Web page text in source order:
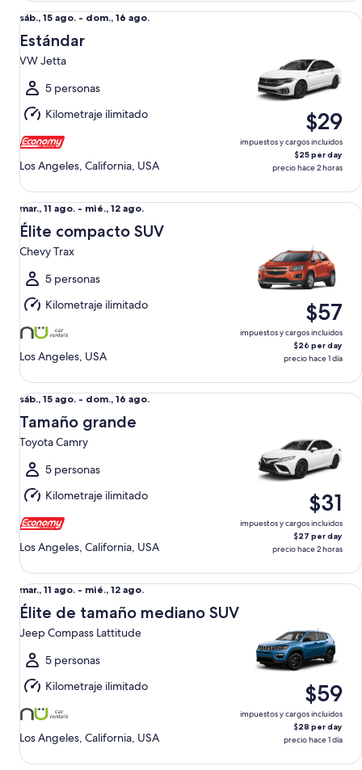
Del
sáb.,
15
ago.
al
dom.,
16
ago.
sáb., 15 ago. - dom., 16 ago.
Estándar
VW Jetta
5 personas
Kilometraje ilimitado
Los Angeles, California, USA
$29
impuestos y cargos incluidos
$25 per day
precio hace 2 horas
Estándar VW Jetta
Del
mar.,
11
ago.
al
mié.,
12
ago.
mar., 11 ago. - mié., 12 ago.
Élite compacto SUV
Chevy Trax
5 personas
Kilometraje ilimitado
Los Angeles, USA
$57
impuestos y cargos incluidos
$26 per day
precio hace 1 día
Élite compacto SUV Chevy Trax
Del
sáb.,
15
ago.
al
dom.,
16
ago.
sáb., 15 ago. - dom., 16 ago.
Tamaño grande
Toyota Camry
5 personas
Kilometraje ilimitado
Los Angeles, California, USA
$31
impuestos y cargos incluidos
$27 per day
precio hace 2 horas
Tamaño grande Toyota Camry
Del
mar.,
11
ago.
al
mié.,
12
ago.
mar., 11 ago. - mié., 12 ago.
Élite de tamaño mediano SUV
Jeep Compass Lattitude
5 personas
Kilometraje ilimitado
Los Angeles, California, USA
$59
impuestos y cargos incluidos
$28 per day
precio hace 1 día
Élite de tamaño mediano SUV Jeep Compass Lattitude